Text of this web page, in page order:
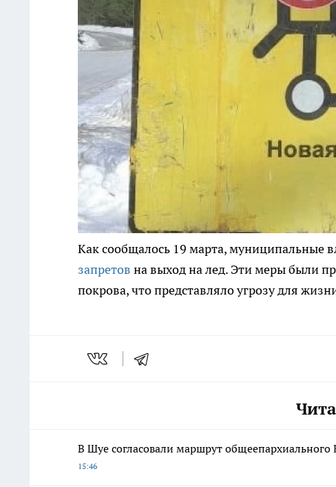
Как сообщалось 19 марта, муниципальные
запретов на выход на лед. Эти меры были
покрова, что представляло угрозу для
В Шуе согласовали маршрут
15:46